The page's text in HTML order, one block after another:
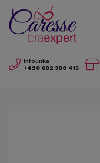
Infolinka
+420 602 300 415